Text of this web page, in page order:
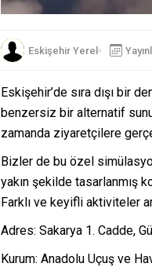
Eskişehir Yerel
Eskişehir’de sıra dışı bir
benzersiz bir alternatif
zamanda ziyaretçilere
Bizler de bu özel
yakın şekilde tasarlanmış
Farklı ve keyifli aktiviteler
Adres: Sakarya 1. Cadde,
Kurum: Anadolu Uçuş ve